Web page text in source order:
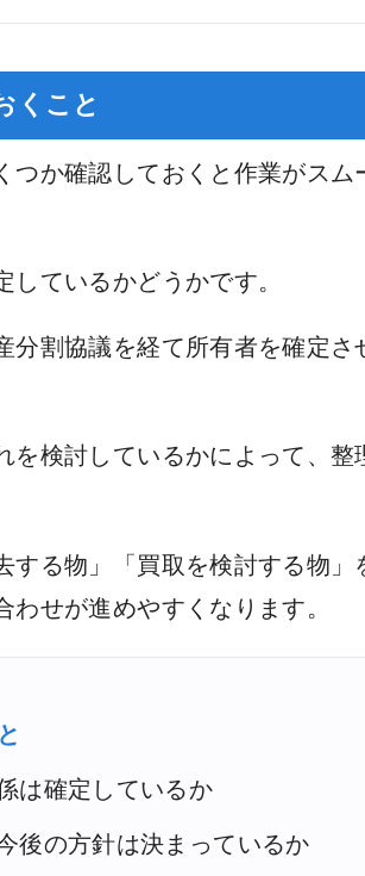
くこと
つか確認しておくと作業がスム
ているかどうかです。
分割協議を経て所有者を確定さ
を検討しているかによって、整
する物」「買取を検討する物」
せが進めやすくなります。
は確定しているか
後の方針は決まっているか